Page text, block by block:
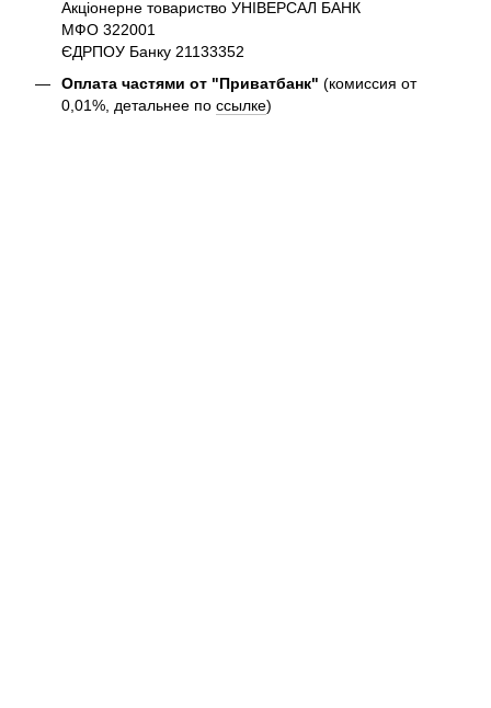
Акціонерне товариство УНІВЕРСАЛ БАНК
МФО 322001
ЄДРПОУ Банку 21133352
Оплата частями от "Приватбанк" (комиссия от
0,01%, детальнее по ссылке)